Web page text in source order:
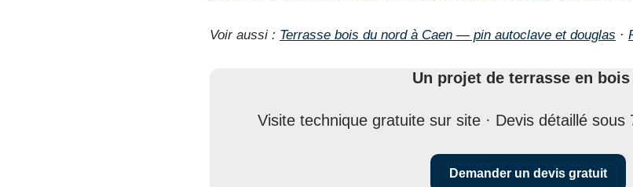
Voir aussi : Terrasse bois du nord à Caen — pin autoclave et douglas ·
Un projet de terrasse en bois
Visite technique gratuite sur site · Devis détaillé sous
Demander un devis gratuit